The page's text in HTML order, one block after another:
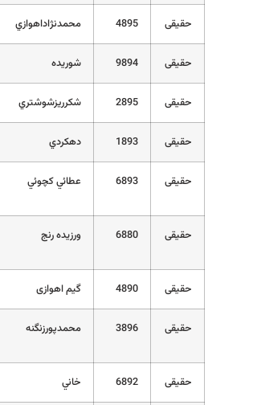
حقیقی 4895 محمدنژاداهوازي
حقیقی 9894 شوريده
حقیقی 2895 شكرريزشوشتري
حقیقی 1893 دهكردي
حقیقی 6893 عطائي كچوئي
حقیقی 6880 ورزيده رنج
حقیقی 4890 گیم اهوازی
حقیقی 3896 محمدپورزنگنه
حقیقی 6892 خاني